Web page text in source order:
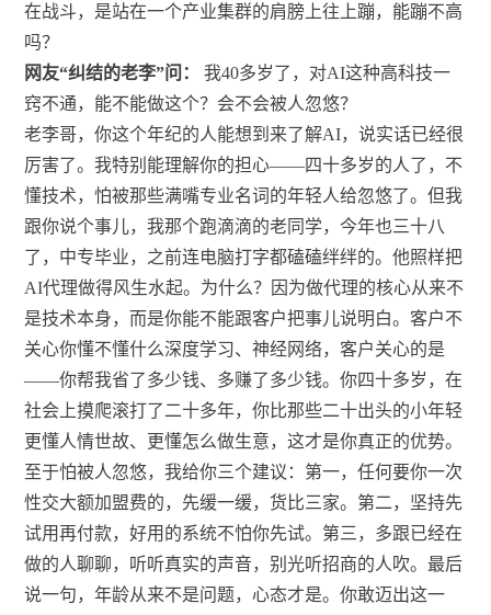
在战斗，是站在一个产业集群的肩膀上往上蹦，能蹦不高
吗？
网友“纠结的老李”问：
我40多岁了，对AI这种高科技一
窍不通，能不能做这个？会不会被人忽悠？
老李哥，你这个年纪的人能想到来了解AI，说实话已经很
厉害了。我特别能理解你的担心——四十多岁的人了，不
懂技术，怕被那些满嘴专业名词的年轻人给忽悠了。但我
跟你说个事儿，我那个跑滴滴的老同学，今年也三十八
了，中专毕业，之前连电脑打字都磕磕绊绊的。他照样把
AI代理做得风生水起。为什么？因为做代理的核心从来不
是技术本身，而是你能不能跟客户把事儿说明白。客户不
关心你懂不懂什么深度学习、神经网络，客户关心的是
——你帮我省了多少钱、多赚了多少钱。你四十多岁，在
社会上摸爬滚打了二十多年，你比那些二十出头的小年轻
更懂人情世故、更懂怎么做生意，这才是你真正的优势。
至于怕被人忽悠，我给你三个建议：第一，任何要你一次
性交大额加盟费的，先缓一缓，货比三家。第二，坚持先
试用再付款，好用的系统不怕你先试。第三，多跟已经在
做的人聊聊，听听真实的声音，别光听招商的人吹。最后
说一句，年龄从来不是问题，心态才是。你敢迈出这一